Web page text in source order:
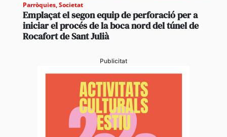
Parròquies,Societat
Emplaçat el segon equip de perforació per a
iniciar el procés de la boca nord del túnel de
Rocafort de Sant Julià
Publicitat